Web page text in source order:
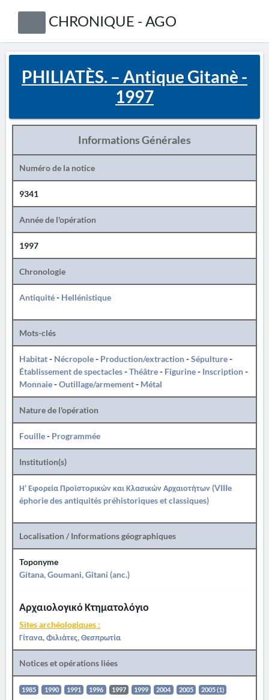
CHRONIQUE - AGO
PHILIATÈS. – Antique Gitanè -
1997
Informations Générales
Numéro de la notice
9341
Année de l'opération
1997
Chronologie
Antiquité- Hellénistique
Mots-clés
Habitat- Nécropole- Production/extraction-Sépulture-
Établissement de spectacles-Théâtre- Figurine- Inscription-
Monnaie-Outillage/armement- Métal
Nature de l'opération
Fouille- Programmée
Institution(s)
Η' Εφορεία Προϊστορικών και Κλασικών Αρχαιοτήτων (VIIIe
éphorie des antiquités préhistoriques et classiques)
Localisation / Informations géographiques
Toponyme
Gitana, Goumani, Gitani (anc.)
Αρχαιολογικό Κτηματολόγιο
Sites archéologiques :
Γίτανα, Φιλιάτες, Θεσπρωτία
Notices et opérations liées
1985 1990 1991 1996 1997 1999 2004 2005 2005 (1)